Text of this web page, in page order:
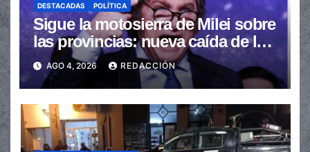
DESTACADAS POLÍTICA
Sigue la motosierra de Milei sobre
las provincias: nueva caída de las
transferencias no automáticas
AGO 4, 2026 REDACCIÓN